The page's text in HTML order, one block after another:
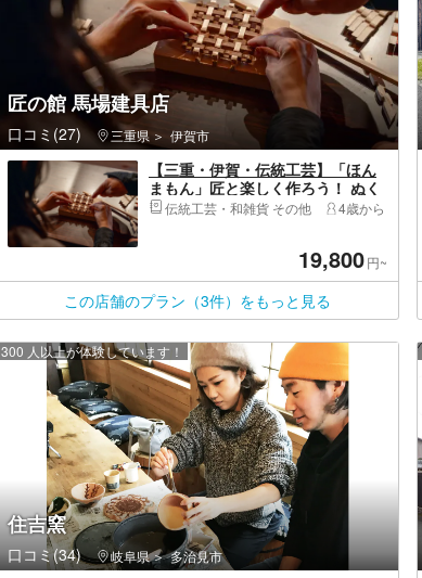
匠の館 馬場建具店
口コミ(27) 三重県 伊賀市
【三重・伊賀・伝統工芸】「ほん
まもん」匠と楽しく作ろう！ ぬく
もりある組子の行灯づくり体験と
伝統工芸・和雑貨 その他 4歳から
19,800円~
この店舗のプラン（3件）をもっと見る
住吉窯
口コミ(34) 岐阜県 多治見市
300 人以上が体験しています！